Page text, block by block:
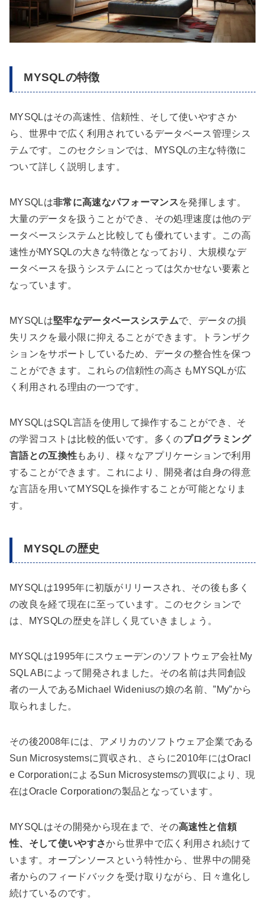
MYSQLの特徴
MYSQLはその高速性、信頼性、そして使いやすさか
ら、世界中で広く利用されているデータベース管理シス
テムです。このセクションでは、MYSQLの主な特徴に
ついて詳しく説明します。
MYSQLは非常に高速なパフォーマンスを発揮します。
大量のデータを扱うことができ、その処理速度は他のデ
ータベースシステムと比較しても優れています。この高
速性がMYSQLの大きな特徴となっており、大規模なデ
ータベースを扱うシステムにとっては欠かせない要素と
なっています。
MYSQLは堅牢なデータベースシステムで、データの損
失リスクを最小限に抑えることができます。トランザク
ションをサポートしているため、データの整合性を保つ
ことができます。これらの信頼性の高さもMYSQLが広
く利用される理由の一つです。
MYSQLはSQL言語を使用して操作することができ、そ
の学習コストは比較的低いです。多くのプログラミング
言語との互換性もあり、様々なアプリケーションで利用
することができます。これにより、開発者は自身の得意
な言語を用いてMYSQLを操作することが可能となりま
す。
MYSQLの歴史
MYSQLは1995年に初版がリリースされ、その後も多く
の改良を経て現在に至っています。このセクションで
は、MYSQLの歴史を詳しく見ていきましょう。
MYSQLは1995年にスウェーデンのソフトウェア会社My
SQL ABによって開発されました。その名前は共同創設
者の一人であるMichael Wideniusの娘の名前、”My”から
取られました。
その後2008年には、アメリカのソフトウェア企業である
Sun Microsystemsに買収され、さらに2010年にはOracl
e CorporationによるSun Microsystemsの買収により、現
在はOracle Corporationの製品となっています。
MYSQLはその開発から現在まで、その高速性と信頼
性、そして使いやすさから世界中で広く利用され続けて
います。オープンソースという特性から、世界中の開発
者からのフィードバックを受け取りながら、日々進化し
続けているのです。